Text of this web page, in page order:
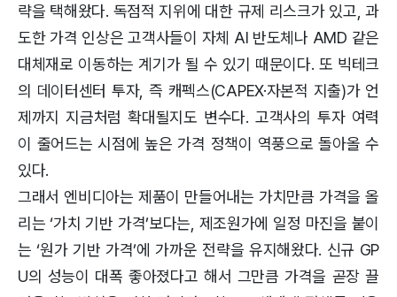
략을 택해왔다. 독점적 지위에 대한 규제 리스크가 있고, 과
도한 가격 인상은 고객사들이 자체 AI 반도체나 AMD 같은
대체재로 이동하는 계기가 될 수 있기 때문이다. 또 빅테크
의 데이터센터 투자, 즉 캐펙스(CAPEX·자본적 지출)가 언
제까지 지금처럼 확대될지도 변수다. 고객사의 투자 여력
이 줄어드는 시점에 높은 가격 정책이 역풍으로 돌아올 수
있다.
그래서 엔비디아는 제품이 만들어내는 가치만큼 가격을 올
리는 ‘가치 기반 가격’보다는, 제조원가에 일정 마진을 붙이
는 ‘원가 기반 가격’에 가까운 전략을 유지해왔다. 신규 GP
U의 성능이 대폭 좋아졌다고 해서 그만큼 가격을 곧장 끌